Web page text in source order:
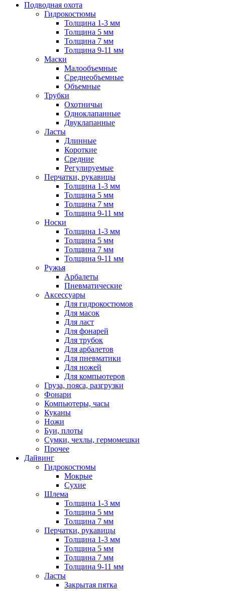
Подводная охота
Гидрокостюмы
Толщина 1-3 мм
Толщина 5 мм
Толщина 7 мм
Толщина 9-11 мм
Маски
Малообъемные
Среднеобъемные
Объемные
Трубки
Охотничьи
Одноклапанные
Двуклапанные
Ласты
Длинные
Короткие
Средние
Регулируемые
Перчатки, рукавицы
Толщина 1-3 мм
Толщина 5 мм
Толщина 7 мм
Толщина 9-11 мм
Носки
Толщина 1-3 мм
Толщина 5 мм
Толщина 7 мм
Толщина 9-11 мм
Ружья
Арбалеты
Пневматические
Аксессуары
Для гидрокостюмов
Для масок
Для ласт
Для фонарей
Для трубок
Для арбалетов
Для пневматики
Для ножей
Для компьютеров
Груза, пояса, разгрузки
Фонари
Компьютеры, часы
Куканы
Ножи
Буи, плоты
Сумки, чехлы, гермомешки
Прочее
Дайвинг
Гидрокостюмы
Мокрые
Сухие
Шлема
Толщина 1-3 мм
Толщина 5 мм
Толщина 7 мм
Перчатки, рукавицы
Толщина 1-3 мм
Толщина 5 мм
Толщина 7 мм
Толщина 9-11 мм
Ласты
Закрытая пятка